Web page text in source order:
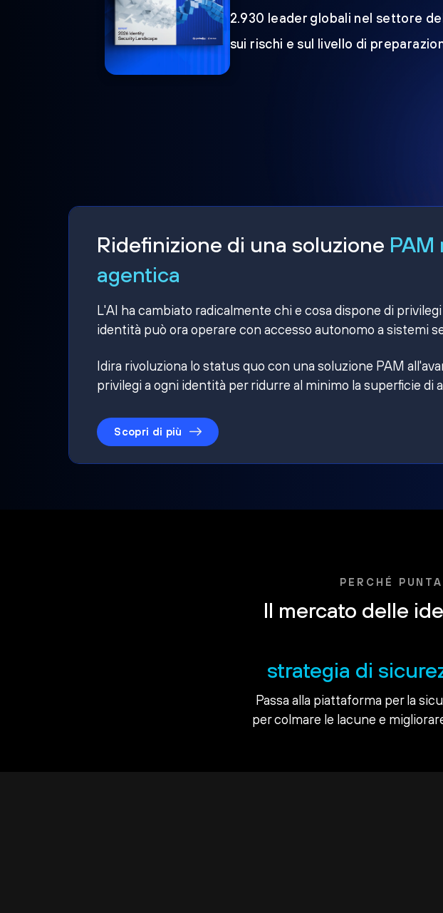
2.930 leader globali nel settore
sui rischi e sul livello di
Ridefinizione di una soluzione PAM
agentica
L'AI ha cambiato radicalmente chi e cosa dispone di
identità può ora operare con accesso autonomo a sistemi
Idira rivoluziona lo status quo con una soluzione PAM
privilegi a ogni identità per ridurre al minimo la superficie di
Scopri di più
PERCHÉ
Il mercato delle
strategia di
Passa alla piattaforma per la
per colmare le lacune e